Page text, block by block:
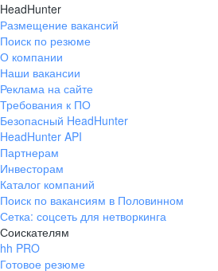
HeadHunter
Размещение вакансий
Поиск по резюме
О компании
Наши вакансии
Реклама на сайте
Требования к ПО
Безопасный HeadHunter
HeadHunter API
Партнерам
Инвесторам
Каталог компаний
Поиск по вакансиям в Половинном
Сетка: соцсеть для нетворкинга
Соискателям
hh PRO
Готовое резюме